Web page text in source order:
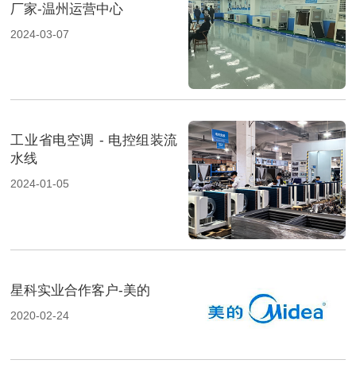
厂家-温州运营中心
2024-03-07
工业省电空调 - 电控组装流
水线
2024-01-05
星科实业合作客户-美的
2020-02-24